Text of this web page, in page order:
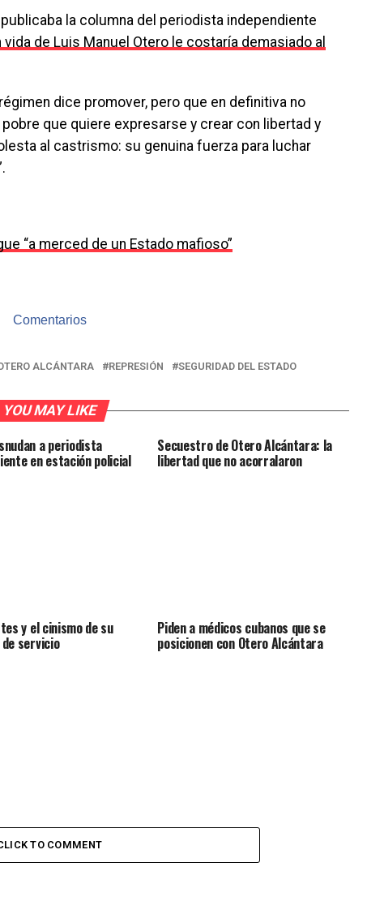
la columna del periodista independiente
vida de Luis Manuel Otero le costaría demasiado al
dice promover, pero que en definitiva no
que quiere expresarse y crear con libertad y
al castrismo: su genuina fuerza para luchar
“a merced de un Estado mafioso”
Comentarios
ALCÁNTARA REPRESIÓN SEGURIDAD DEL ESTADO
YOU MAY LIKE
a periodista
en estación policial
Secuestro de Otero Alcántara: la
libertad que no acorralaron
y el cinismo de su
servicio
Piden a médicos cubanos que se
posicionen con Otero Alcántara
TO COMMENT